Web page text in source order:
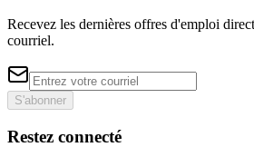
Recevez les dernières offres d'emploi
courriel.
S'abonner
Restez connecté